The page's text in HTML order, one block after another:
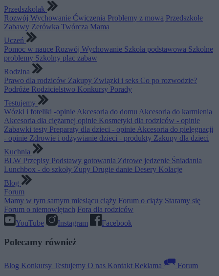
Przedszkolak
Rozwój Wychowanie Ćwiczenia Problemy z mową Przedszkole
Zabawy Zerówka Twórcza Mama
Uczeń
Pomoc w nauce Rozwój Wychowanie Szkoła podstawowa Szkolne
problemy Szkolny plac zabaw
Rodzina
Prawo dla rodziców Zakupy Związki i seks Co po rozwodzie?
Podróże Rodzicielstwo Konkursy Porady
Testujemy
Wózki i foteliki -opinie Akcesoria do domu Akcesoria do karmienia
Akcesoria dla ciężarnej opinie Kosmetyki dla rodziców - opinie
Zabawki testy Preparaty dla dzieci - opinie Akcesoria do pielęgnacji
- opinie Zdrowie i odżywianie dzieci - produkty Zakupy dla dzieci
Kuchnia
BLW Przepisy Podstawy gotowania Zdrowe jedzenie Śniadania
Lunchbox - do szkoły Zupy Drugie danie Desery Kolacje
Blog
Forum
Mamy w tym samym miesiącu ciąży Forum o ciąży Staramy się
Forum o niemowlętach Fora dla rodziców
YouTube
Instagram Facebook
Polecamy również
Blog Konkursy Testujemy O nas Kontakt Reklama
Forum